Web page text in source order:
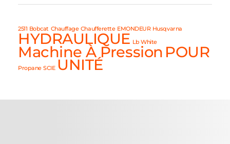
2511 Bobcat Chauffage Chaufferette EMONDEUR Husqvarna
HYDRAULIQUE Lb White
Machine À Pression POUR
Propane SCIE UNITÉ